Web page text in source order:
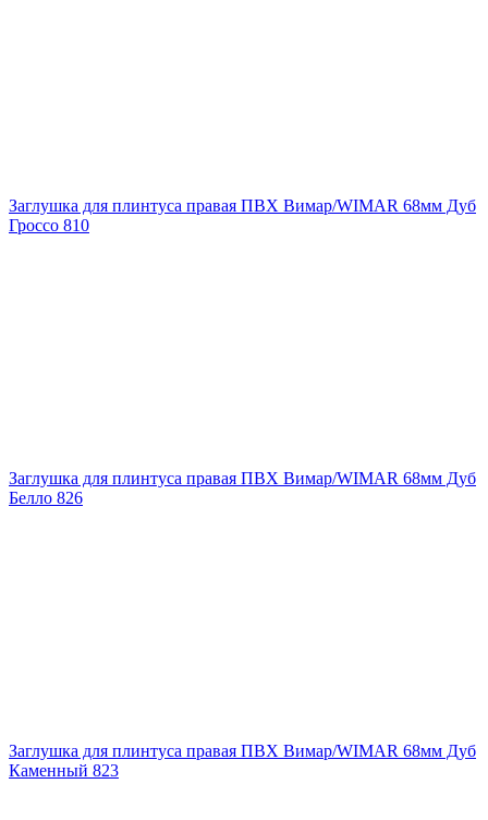
Заглушка для плинтуса правая ПВХ Вимар/WIMAR 68мм Дуб
Гроссо 810
Заглушка для плинтуса правая ПВХ Вимар/WIMAR 68мм Дуб
Белло 826
Заглушка для плинтуса правая ПВХ Вимар/WIMAR 68мм Дуб
Каменный 823